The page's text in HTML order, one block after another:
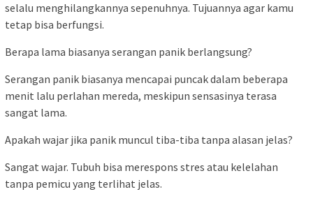
selalu menghilangkannya sepenuhnya. Tujuannya agar kamu
tetap bisa berfungsi.
Berapa lama biasanya serangan panik berlangsung?
Serangan panik biasanya mencapai puncak dalam beberapa
menit lalu perlahan mereda, meskipun sensasinya terasa
sangat lama.
Apakah wajar jika panik muncul tiba-tiba tanpa alasan jelas?
Sangat wajar. Tubuh bisa merespons stres atau kelelahan
tanpa pemicu yang terlihat jelas.